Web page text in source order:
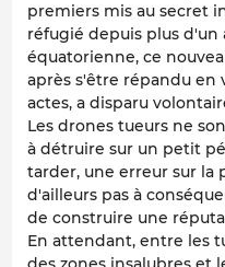
premiers mis au secret
réfugié depuis plus d'un
équatorienne, ce
après s'être répandu en
actes, a disparu
Les drones tueurs ne
à détruire sur un petit
tarder, une erreur sur la
d'ailleurs pas à
de construire une
En attendant, entre les